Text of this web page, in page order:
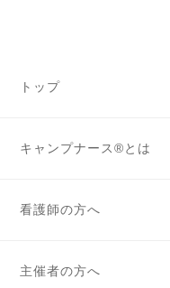
トップ
キャンプナース®とは
看護師の方へ
主催者の方へ